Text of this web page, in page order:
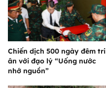
Chiến dịch 500 ngày đêm tri
ân với đạo lý “Uống nước
nhớ nguồn”